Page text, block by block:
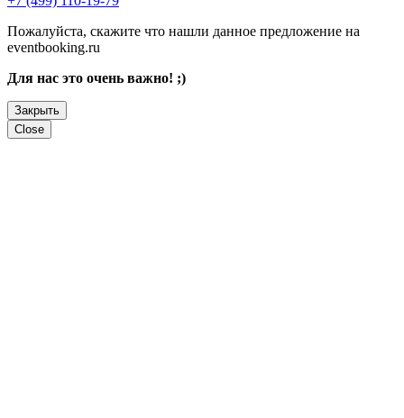
Пожалуйста, скажите что нашли данное предложение на
eventbooking.ru
Для нас это очень важно! ;)
Закрыть
Close